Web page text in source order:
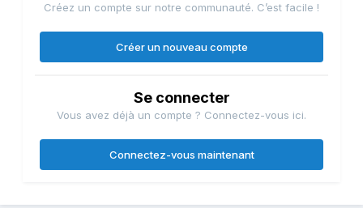
Créez un compte sur notre communauté. C’est facile !
Créer un nouveau compte
Se connecter
Vous avez déjà un compte ? Connectez-vous ici.
Connectez-vous maintenant